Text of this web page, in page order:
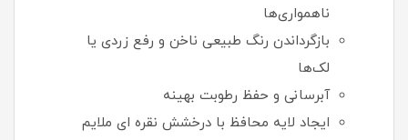
ناهمواری‌ها
بازگرداندن رنگ طبیعی ناخن و رفع زردی یا
لک‌ها
آبرسانی و حفظ رطوبت بهینه
ایجاد لایه محافظ با درخشش نقره ای ملایم